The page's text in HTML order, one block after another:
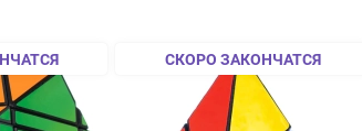
СКОРО ЗАКОНЧАТСЯ